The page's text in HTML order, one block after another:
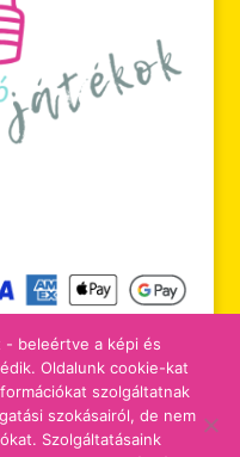
támogatás
- beleértve a képi és
Oldalunk cookie-kat
szolgáltatnak
szokásairól, de nem
Szolgáltatásaink